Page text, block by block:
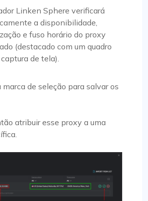
Linken Sphere verificará
a disponibilidade,
e fuso horário do proxy
(destacado com um quadro
de tela).
marca de seleção para salvar os
atribuir esse proxy a uma